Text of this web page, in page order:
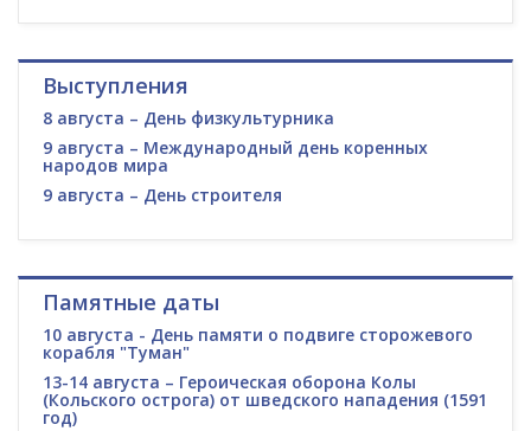
Выступления
8 августа – День физкультурника
9 августа – Международный день коренных
народов мира
9 августа – День строителя
Памятные даты
10 августа - День памяти о подвиге сторожевого
корабля "Туман"
13-14 августа – Героическая оборона Колы
(Кольского острога) от шведского нападения (1591
год)